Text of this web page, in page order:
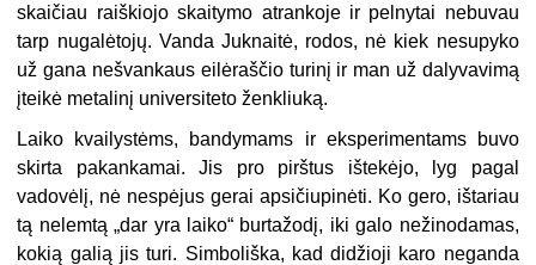
skaičiau raiškiojo skaitymo atrankoje ir pelnytai nebuvau
tarp nugalėtojų. Vanda Juknaitė, rodos, nė kiek nesupyko
už gana nešvankaus eilėraščio turinį ir man už dalyvavimą
įteikė metalinį universiteto ženkliuką.
Laiko kvailystėms, bandymams ir eksperimentams buvo
skirta pakankamai. Jis pro pirštus ištekėjo, lyg pagal
vadovėlį, nė nespėjus gerai apsičiupinėti. Ko gero, ištariau
tą nelemtą „dar yra laiko“ burtažodį, iki galo nežinodamas,
kokią galią jis turi. Simboliška, kad didžioji karo neganda